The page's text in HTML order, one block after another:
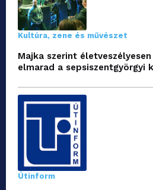
Kultúra, zene és művészet
Majka szerint
elmarad a sepsiszentgyörgyi
Útinform